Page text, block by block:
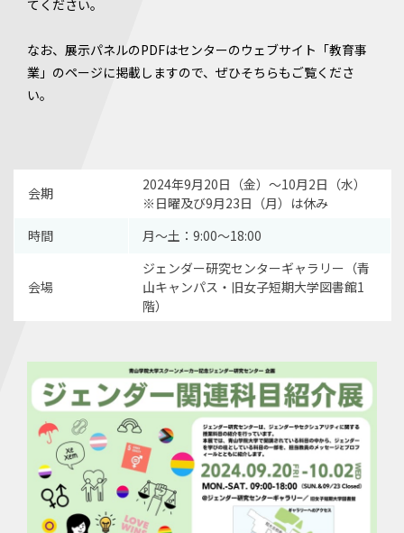
てください。
なお、展示パネルのPDFはセンターのウェブサイト「教育事
業」のページに掲載しますので、ぜひそちらもご覧くださ
い。
会期
2024年9月20日（金）〜10月2日（水）
※日曜及び9月23日（月）は休み
時間
月〜土：9:00〜18:00
会場
ジェンダー研究センターギャラリー（青
山キャンパス・旧女子短期大学図書館1
階）